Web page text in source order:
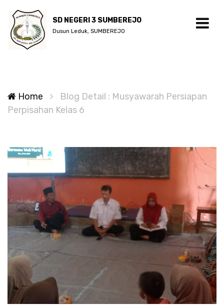
SD NEGERI 3 SUMBEREJO
Dusun Leduk, SUMBEREJO
Home
Blog Detail : Musyawarah Persiapan
Perpisahan Kelas 6